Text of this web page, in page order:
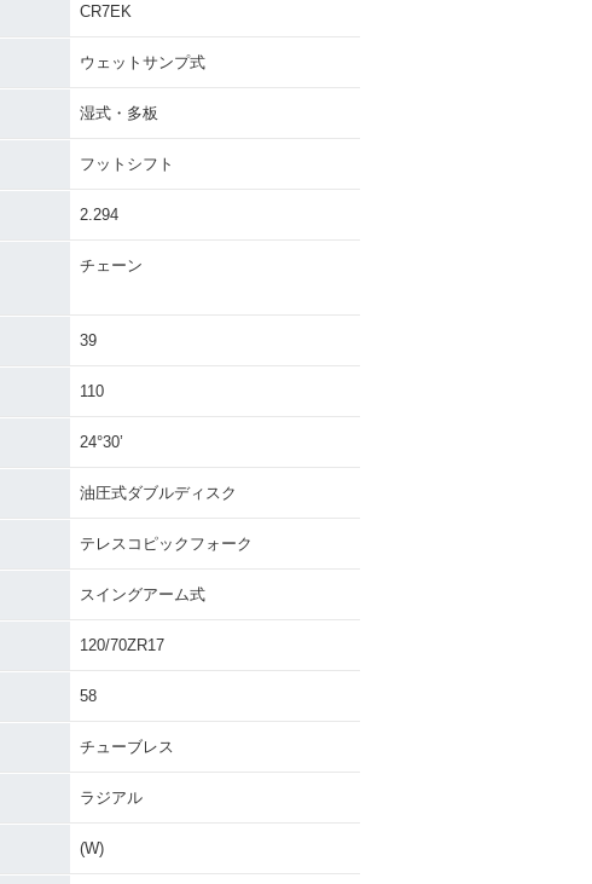
CR7EK
ウェットサンプ式
湿式・多板
フットシフト
2.294
チェーン
39
110
24°30’
油圧式ダブルディスク
テレスコピックフォーク
スイングアーム式
120/70ZR17
58
チューブレス
ラジアル
(W)